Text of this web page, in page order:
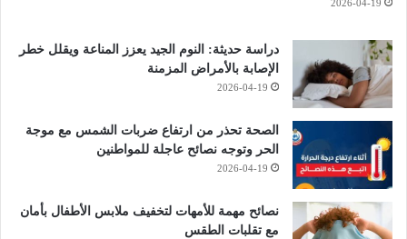
2026-04-19
دراسة حديثة: النوم الجيد يعزز المناعة ويقلل خطر
الإصابة بالأمراض المزمنة
2026-04-19
الصحة تحذر من ارتفاع ضربات الشمس مع موجة
الحر وتوجه نصائح عاجلة للمواطنين
2026-04-19
نصائح مهمة للأمهات لتخفيف ملابس الأطفال بأمان
مع تقلبات الطقس